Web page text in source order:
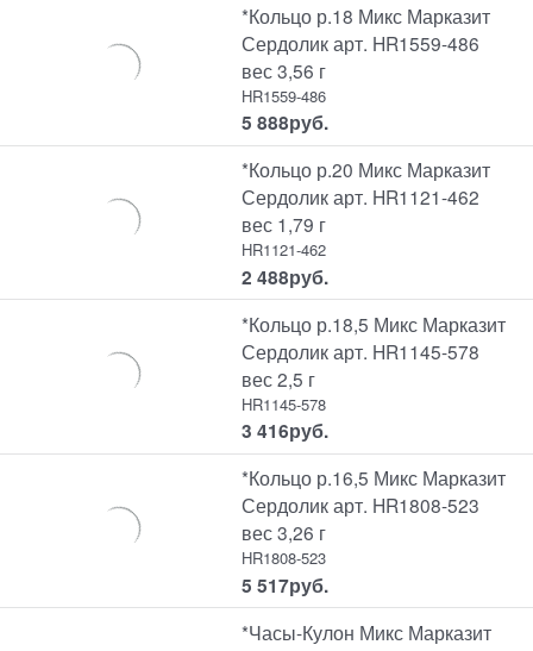
*Кольцо р.18 Микс Марказит
Сердолик арт. HR1559-486
вес 3,56 г
HR1559-486
5 888руб.
*Кольцо р.20 Микс Марказит
Сердолик арт. HR1121-462
вес 1,79 г
HR1121-462
2 488руб.
*Кольцо р.18,5 Микс Марказит
Сердолик арт. HR1145-578
вес 2,5 г
HR1145-578
3 416руб.
*Кольцо р.16,5 Микс Марказит
Сердолик арт. HR1808-523
вес 3,26 г
HR1808-523
5 517руб.
*Часы-Кулон Микс Марказит